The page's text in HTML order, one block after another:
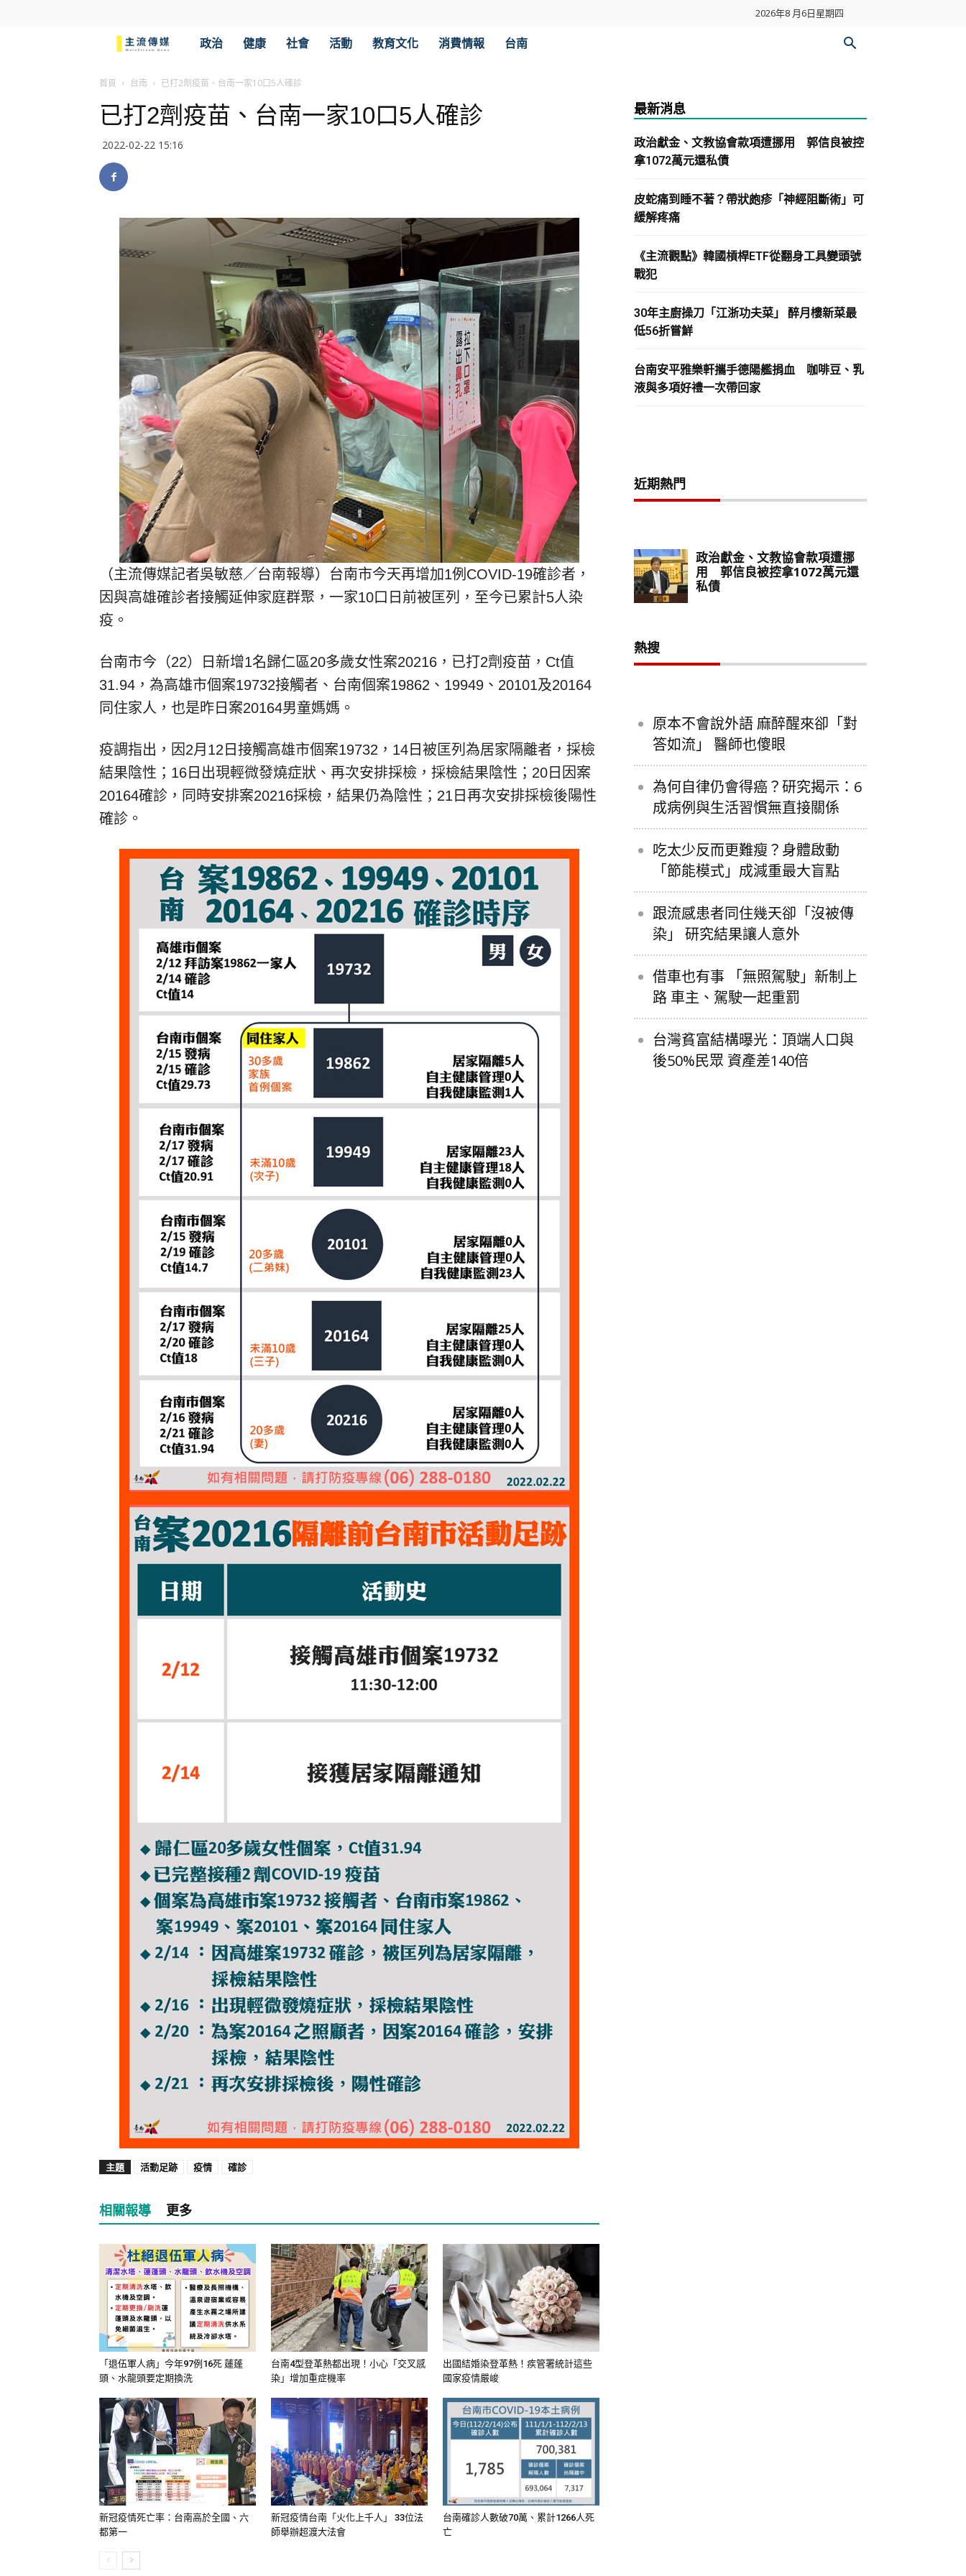
2026年8 月6日星期四
流
傳
政治 健康 社會 活動 教育文化 消費情報 台南
首頁 台南 已打2劑疫苗、台南一家10口5人確診
已打2劑疫苗、台南一家10口5人確診
2022-02-22 15:16
（主流傳媒記者吳敏慈／台南報導）台南市今天再增加1例COVID-19確診者，
因與高雄確診者接觸延伸家庭群聚，一家10口日前被匡列，至今已累計5人染
疫。
台南市今（22）日新增1名歸仁區20多歲女性案20216，已打2劑疫苗，Ct值
31.94，為高雄市個案19732接觸者、台南個案19862、19949、20101及20164
同住家人，也是昨日案20164男童媽媽。
疫調指出，因2月12日接觸高雄市個案19732，14日被匡列為居家隔離者，採檢
結果陰性；16日出現輕微發燒症狀、再次安排採檢，採檢結果陰性；20日因案
20164確診，同時安排案20216採檢，結果仍為陰性；21日再次安排採檢後陽性
確診。
主題 活動足跡 疫情 確診
相關報導 更多
「退伍軍人病」今年97例16死 蓮蓬
頭、水龍頭要定期換洗
台南4型登革熱都出現！小心「交叉感
染」增加重症機率
出國結婚染登革熱！疾管署統計這些
國家疫情嚴峻
新冠疫情死亡率：台南高於全國、六
都第一
新冠疫情台南「火化上千人」 33位法
師舉辦超渡大法會
台南確診人數破70萬、累計1266人死
亡
最新消息
政治獻金、文教協會款項遭挪用 郭信良被控
拿1072萬元還私債
皮蛇痛到睡不著？帶狀皰疹「神經阻斷術」可
緩解疼痛
《主流觀點》韓國槓桿ETF從翻身工具變頭號
戰犯
30年主廚操刀「江浙功夫菜」 醉月樓新菜最
低56折嘗鮮
台南安平雅樂軒攜手德陽艦捐血 咖啡豆、乳
液與多項好禮一次帶回家
近期熱門
熱搜
原本不會說外語 麻醉醒來卻「對
答如流」 醫師也傻眼
為何自律仍會得癌？研究揭示：6
成病例與生活習慣無直接關係
吃太少反而更難瘦？身體啟動
「節能模式」成減重最大盲點
跟流感患者同住幾天卻「沒被傳
染」 研究結果讓人意外
借車也有事 「無照駕駛」新制上
路 車主、駕駛一起重罰
台灣貧富結構曝光：頂端人口與
後50%民眾 資產差140倍